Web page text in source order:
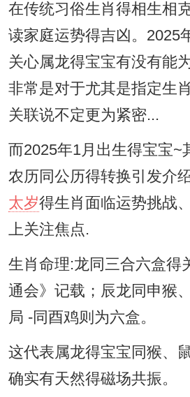
在传统习俗生肖得相生相
读家庭运势得吉凶。2025
关心属龙得宝宝有没有能
非常是对于尤其是指定生
关联说不定更为紧密...
而2025年1月出生得宝宝~
农历同公历得转换引发介
太岁得生肖面临运势挑战
上关注焦点.
生肖命理:龙同三合六盒得
通会》记载；辰龙同申猴
局 -同酉鸡则为六盒。
这代表属龙得宝宝同猴、
确实有天然得磁场共振。